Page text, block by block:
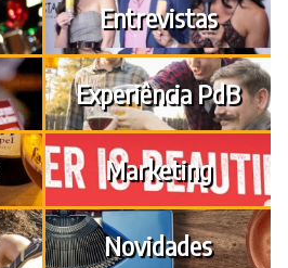
Entrevistas
Experiência PdB
Marketing
Novidades